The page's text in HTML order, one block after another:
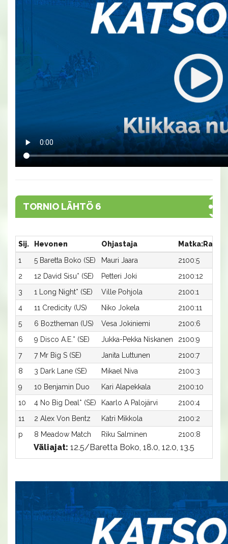
TORNIO LÄHTÖ 6
Sij. Hevonen Ohjastaja Matka:Rata
1
5 Baretta Boko (SE) Mauri Jaara 2100:5
2
12 David Sisu* (SE) Petteri Joki 2100:12
3
1 Long Night* (SE) Ville Pohjola 2100:1
4
11 Credicity (US) Niko Jokela 2100:11
5
6 Boztheman (US) Vesa Jokiniemi 2100:6
6
9 Disco A.E.* (SE) Jukka-Pekka Niskanen 2100:9
7
7 Mr Big S (SE) Janita Luttunen 2100:7
8
3 Dark Lane (SE) Mikael Niva 2100:3
9
10 Benjamin Duo Kari Alapekkala 2100:10
10
4 No Big Deal* (SE) Kaarlo A Palojärvi 2100:4
11
2 Alex Von Bentz Katri Mikkola 2100:2
p
8 Meadow Match Riku Salminen 2100:8
Väliajat: 12.5/Baretta Boko, 18.0, 12.0, 13.5